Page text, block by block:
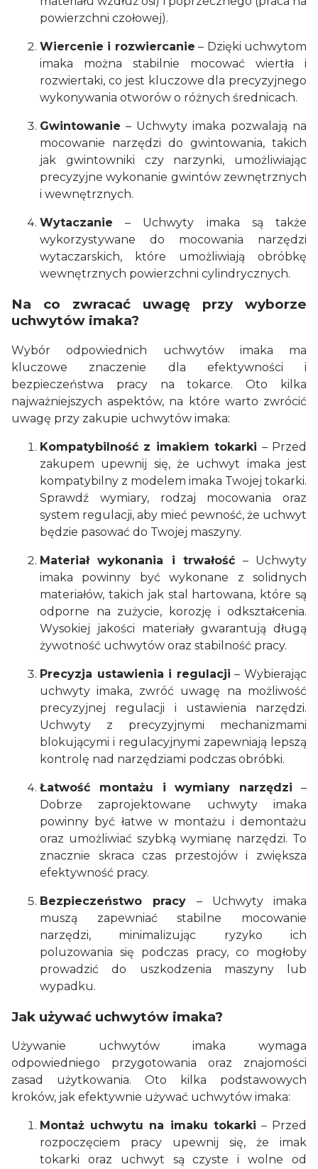
powierzchni czołowej).
Wiercenie i rozwiercanie – Dzięki uchwytom
imaka można stabilnie mocować wiertła i
rozwiertaki, co jest kluczowe dla precyzyjnego
wykonywania otworów o różnych średnicach.
Gwintowanie – Uchwyty imaka pozwalają na
mocowanie narzędzi do gwintowania, takich
jak gwintowniki czy narzynki, umożliwiając
precyzyjne wykonanie gwintów zewnętrznych
i wewnętrznych.
Wytaczanie – Uchwyty imaka są także
wykorzystywane do mocowania narzędzi
wytaczarskich, które umożliwiają obróbkę
wewnętrznych powierzchni cylindrycznych.
Na co zwracać uwagę przy wyborze
uchwytów imaka?
Wybór odpowiednich uchwytów imaka ma
kluczowe znaczenie dla efektywności i
bezpieczeństwa pracy na tokarce. Oto kilka
najważniejszych aspektów, na które warto zwrócić
uwagę przy zakupie uchwytów imaka:
Kompatybilność z imakiem tokarki – Przed
zakupem upewnij się, że uchwyt imaka jest
kompatybilny z modelem imaka Twojej tokarki.
Sprawdź wymiary, rodzaj mocowania oraz
system regulacji, aby mieć pewność, że uchwyt
będzie pasować do Twojej maszyny.
Materiał wykonania i trwałość – Uchwyty
imaka powinny być wykonane z solidnych
materiałów, takich jak stal hartowana, które są
odporne na zużycie, korozję i odkształcenia.
Wysokiej jakości materiały gwarantują długą
żywotność uchwytów oraz stabilność pracy.
Precyzja ustawienia i regulacji – Wybierając
uchwyty imaka, zwróć uwagę na możliwość
precyzyjnej regulacji i ustawienia narzędzi.
Uchwyty z precyzyjnymi mechanizmami
blokującymi i regulacyjnymi zapewniają lepszą
kontrolę nad narzędziami podczas obróbki.
Łatwość montażu i wymiany narzędzi –
Dobrze zaprojektowane uchwyty imaka
powinny być łatwe w montażu i demontażu
oraz umożliwiać szybką wymianę narzędzi. To
znacznie skraca czas przestojów i zwiększa
efektywność pracy.
Bezpieczeństwo pracy – Uchwyty imaka
muszą zapewniać stabilne mocowanie
narzędzi, minimalizując ryzyko ich
poluzowania się podczas pracy, co mogłoby
prowadzić do uszkodzenia maszyny lub
wypadku.
Jak używać uchwytów imaka?
Używanie uchwytów imaka wymaga
odpowiedniego przygotowania oraz znajomości
zasad użytkowania. Oto kilka podstawowych
kroków, jak efektywnie używać uchwytów imaka:
Montaż uchwytu na imaku tokarki – Przed
rozpoczęciem pracy upewnij się, że imak
tokarki oraz uchwyt są czyste i wolne od